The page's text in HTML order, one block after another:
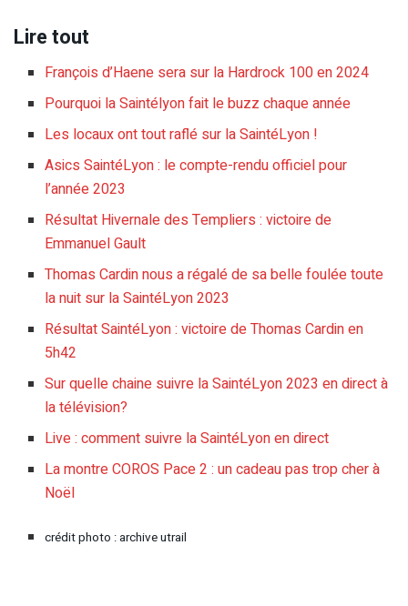
Lire tout
François d’Haene sera sur la Hardrock 100 en 2024
Pourquoi la Saintélyon fait le buzz chaque année
Les locaux ont tout raflé sur la SaintéLyon !
Asics SaintéLyon : le compte-rendu officiel pour
l’année 2023
Résultat Hivernale des Templiers : victoire de
Emmanuel Gault
Thomas Cardin nous a régalé de sa belle foulée toute
la nuit sur la SaintéLyon 2023
Résultat SaintéLyon : victoire de Thomas Cardin en
5h42
Sur quelle chaine suivre la SaintéLyon 2023 en direct à
la télévision?
Live : comment suivre la SaintéLyon en direct
La montre COROS Pace 2 : un cadeau pas trop cher à
Noël
crédit photo : archive utrail